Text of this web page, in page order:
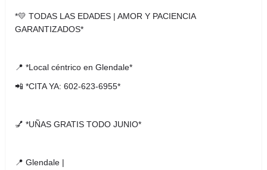
*💛 TODAS LAS EDADES | AMOR Y PACIENCIA
GARANTIZADOS*
📍 *Local céntrico en Glendale*
📲 *CITA YA: 602-623-6955*
💅 *UÑAS GRATIS TODO JUNIO*
📍 Glendale |